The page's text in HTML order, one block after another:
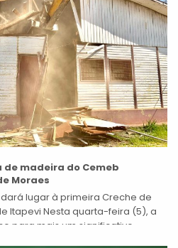
madeira do Cemeb
Moraes
lugar à primeira Creche de
Itapevi Nesta quarta-feira (5), a
para mais um significativo...